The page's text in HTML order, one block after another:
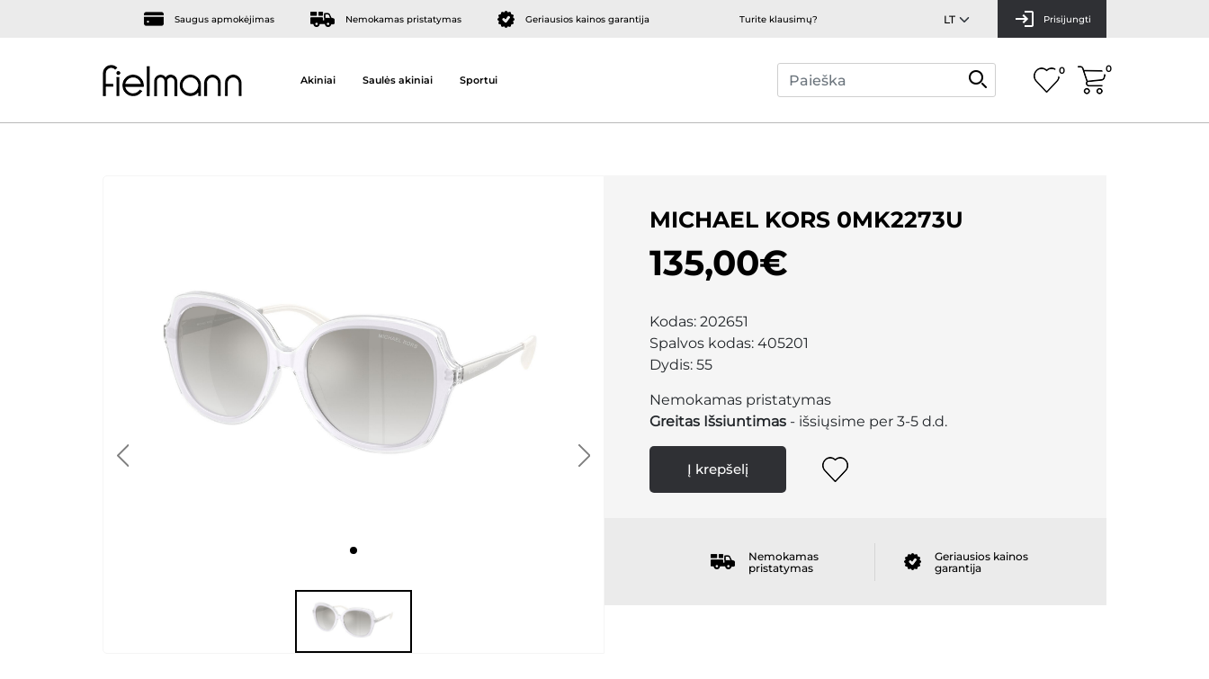
Saugus apmokėjimas Nemokamas pristatymas Geriausios kainos garantija Turite klausimų? Prisijungti
Akiniai Saulės akiniai Sportui
0 0
MICHAEL KORS 0MK2273U
135,00€
Kodas: 202651
Spalvos kodas: 405201
Dydis: 55
Nemokamas pristatymas
Greitas Išsiuntimas - išsiųsime per 3-5 d.d.
Į krepšelį
Nemokamas
pristatymas
Geriausios kainos
garantija